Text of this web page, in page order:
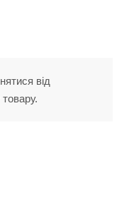
від